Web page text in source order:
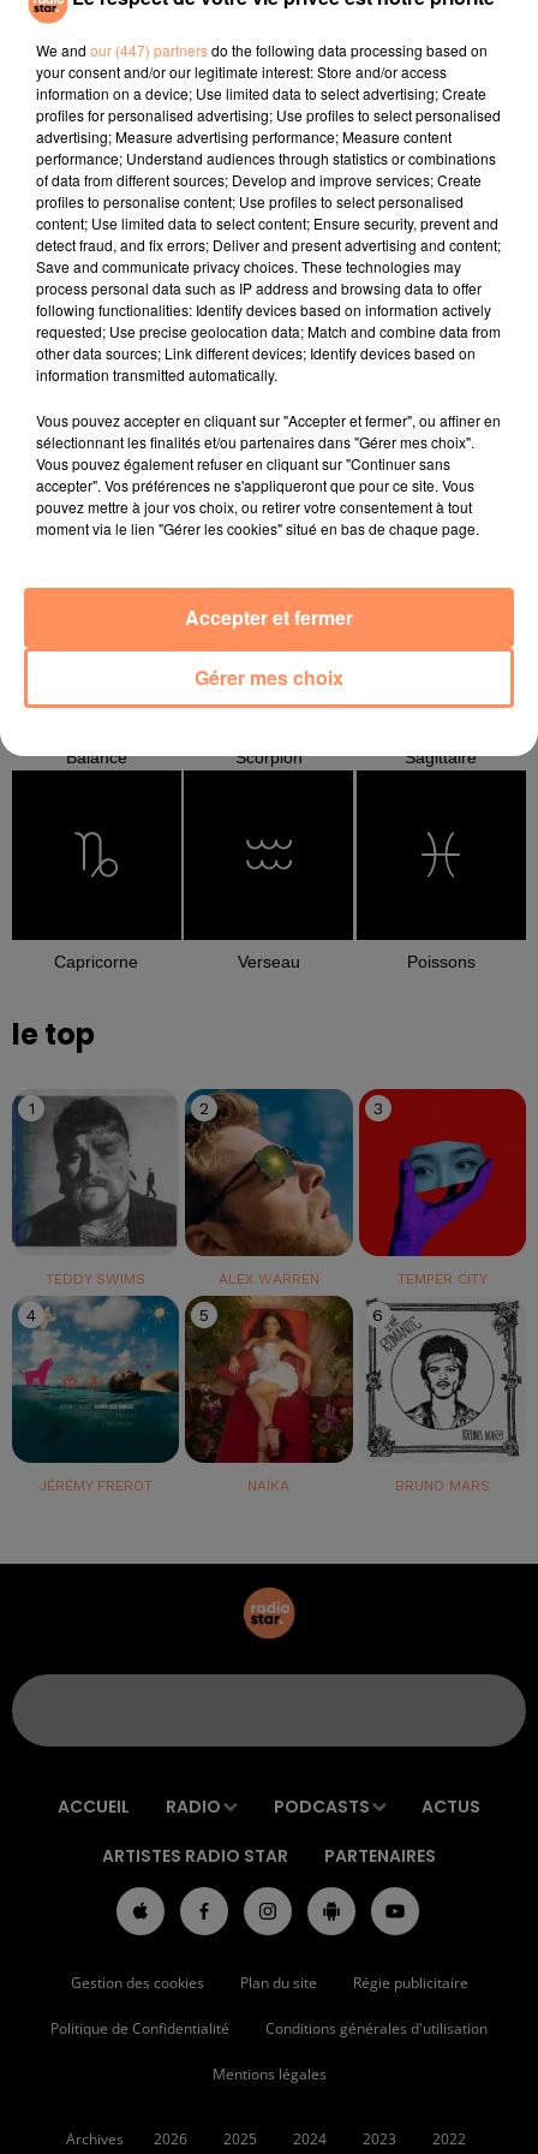
Despecha Dis-Moi Où
Groovjet (if This
l'horoscope
Bélier Taureau Gémeaux
Balance Scorpion Sagittaire
Capricorne Verseau Poissons
le top
1
TEDDY SWIMS
2
ALEX WARREN
3
TEMPER CITY
4
JÉRÉMY FREROT
5
NAÏKA
6
BRUNO MARS
ACCUEIL RADIO PODCASTS ACTUS
ARTISTES RADIO STAR PARTENAIRES
Gestion des cookies Plan du site Régie publicitaire
Politique de Confidentialité Conditions générales d'utilisation
Mentions légales
Archives 2026 2025 2024 2023 2022
We and our (447) partnersdo the following data processing based on
your consent and/or our legitimate interest: Store and/or access
information on a device; Use limited data to select advertising; Create
profiles for personalised advertising; Use profiles to select personalised
advertising; Measure advertising performance; Measure content
performance; Understand audiences through statistics or combinations
of data from different sources; Develop and improve services; Create
profiles to personalise content; Use profiles to select personalised
content; Use limited data to select content; Ensure security, prevent and
detect fraud, and fix errors; Deliver and present advertising and content;
Save and communicate privacy choices. These technologies may
process personal data such as IP address and browsing data to offer
following functionalities: Identify devices based on information actively
requested; Use precise geolocation data; Match and combine data from
other data sources; Link different devices; Identify devices based on
information transmitted automatically.
Vous pouvez accepter en cliquant sur "Accepter et fermer", ou affiner en
sélectionnant les finalités et/ou partenaires dans "Gérer mes choix".
Vous pouvez également refuser en cliquant sur "Continuer sans
accepter". Vos préférences ne s'appliqueront que pour ce site. Vous
pouvez mettre à jour vos choix, ou retirer votre consentement à tout
moment via le lien "Gérer les cookies" situé en bas de chaque page.
Gérer mes choix
Accepter et fermer